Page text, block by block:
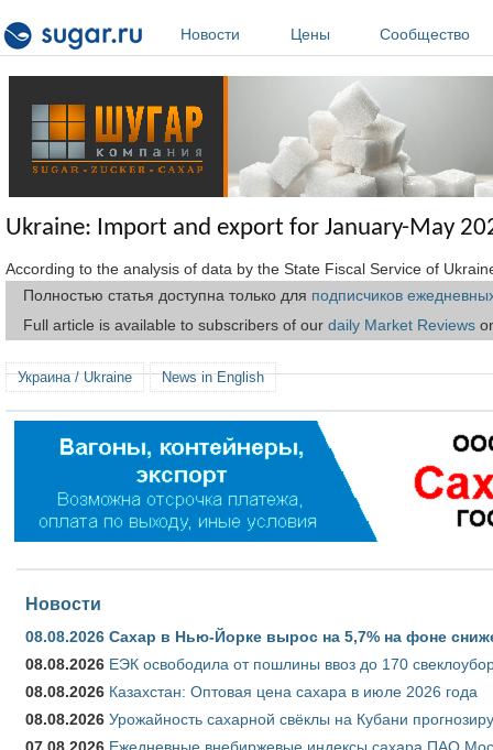
Новости
Цены Сообщество
Ukraine: Import and export for January-May
According to the analysis of data by the State Fiscal Service of
Полностью статья доступна только для подписчиков
Full article is available to subscribers of our daily Market Reviews
Украина / Ukraine News in English
Новости
08.08.2026 Сахар в Нью-Йорке вырос на 5,7% на фоне
08.08.2026 ЕЭК освободила от пошлины ввоз до 170
08.08.2026 Казахстан: Оптовая цена сахара в июле 2026 года
08.08.2026 Урожайность сахарной свёклы на Кубани
07.08.2026 Ежедневные внебиржевые индексы сахара ПАО